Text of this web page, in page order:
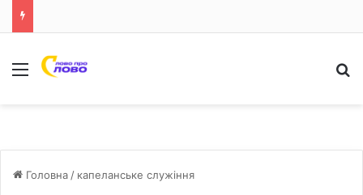
Меню
Головна / капеланське служіння